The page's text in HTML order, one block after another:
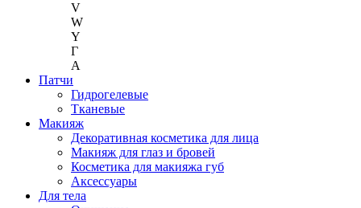
V
W
Y
Г
A
Патчи
Гидрогелевые
Тканевые
Макияж
Декоративная косметика для лица
Макияж для глаз и бровей
Косметика для макияжа губ
Аксессуары
Для тела